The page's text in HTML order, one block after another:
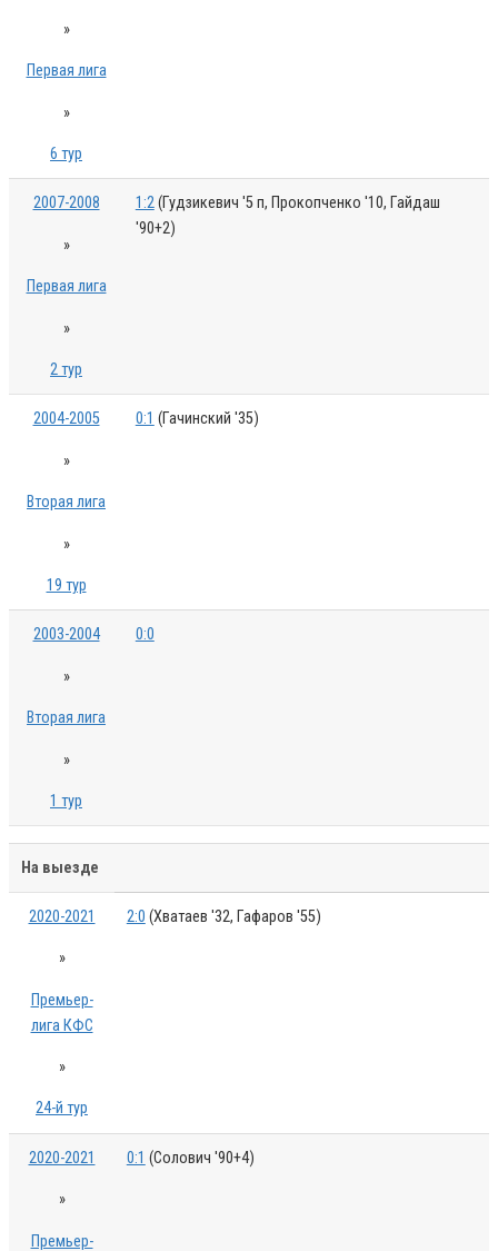
»
Первая лига
»
6 тур
2007-2008
»
Первая лига
»
2 тур
1:2(Гудзикевич '5 п, Прокопченко '10, Гайдаш
'90+2)
2004-2005
»
Вторая лига
»
19 тур
0:1 (Гачинский '35)
2003-2004
»
Вторая лига
»
1 тур
0:0
На выезде
2020-2021
»
Премьер-
лига КФС
»
24-й тур
2:0 (Хватаев '32, Гафаров '55)
2020-2021
»
Премьер-
0:1 (Солович '90+4)